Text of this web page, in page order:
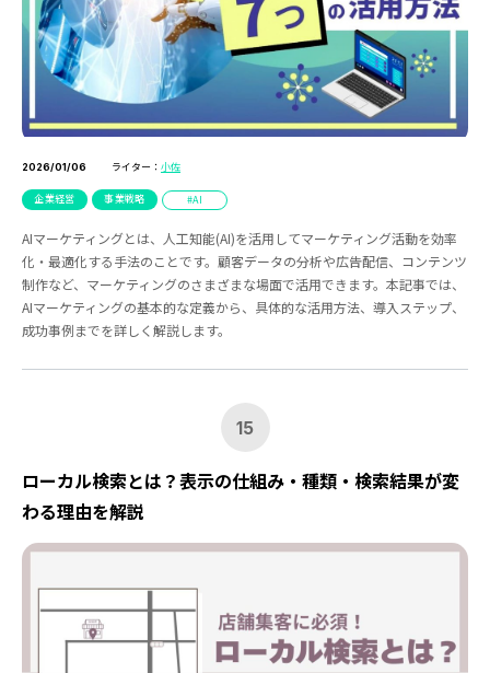
2026/01/06 ライター： 小佐
企業経営 事業戦略 AI
AIマーケティングとは、人工知能(AI)を活用してマーケティング活動を効率
化・最適化する手法のことです。顧客データの分析や広告配信、コンテンツ
制作など、マーケティングのさまざまな場面で活用できます。本記事では、
AIマーケティングの基本的な定義から、具体的な活用方法、導入ステップ、
成功事例までを詳しく解説します。
15
ローカル検索とは？表示の仕組み・種類・検索結果が変
わる理由を解説